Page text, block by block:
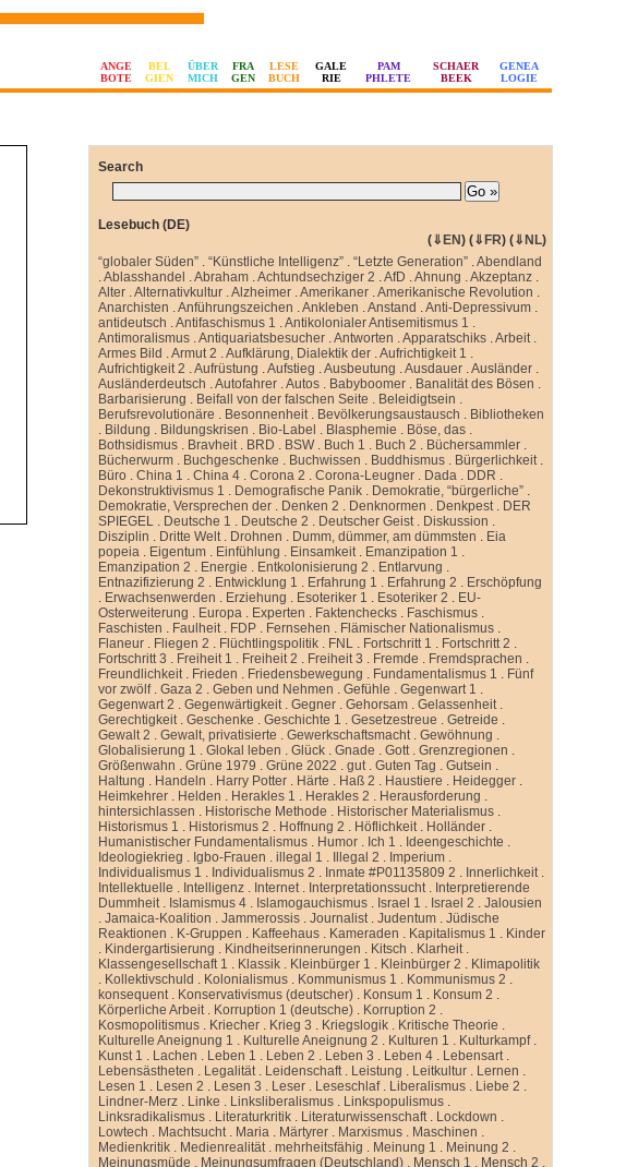
ANGE
BOTE
BEL
GIEN
ÜBER
MICH
FRA
GEN
LESE
BUCH
GALE
RIE
PAM
PHLETE
SCHAER
BEEK
GENEA
LOGIE
Search
Lesebuch (DE)
(⇓EN) (⇓FR) (⇓NL)
“globaler Süden” .“Künstliche Intelligenz” .“Letzte Generation” .Abendland
.Ablasshandel .Abraham .Achtundsechziger 2 .AfD .Ahnung .Akzeptanz .
Alter .Alternativkultur .Alzheimer .Amerikaner .Amerikanische Revolution .
Anarchisten .Anführungszeichen .Ankleben .Anstand .Anti-Depressivum .
antideutsch .Antifaschismus 1 .Antikolonialer Antisemitismus 1 .
Antimoralismus .Antiquariatsbesucher .Antworten .Apparatschiks .Arbeit.
Armes Bild .Armut 2 .Aufklärung, Dialektik der .Aufrichtigkeit 1 .
Aufrichtigkeit 2 .Aufrüstung .Aufstieg .Ausbeutung .Ausdauer .Ausländer .
Ausländerdeutsch .Autofahrer .Autos . Babyboomer . Banalität des Bösen .
Barbarisierung . Beifall von der falschen Seite . Beleidigtsein .
Berufsrevolutionäre . Besonnenheit. Bevölkerungsaustausch . Bibliotheken
. Bildung . Bildungskrisen . Bio-Label . Blasphemie . Böse, das .
Bothsidismus . Bravheit. BRD . BSW. Buch 1 . Buch 2 . Büchersammler .
Bücherwurm . Buchgeschenke . Buchwissen . Buddhismus . Bürgerlichkeit.
Büro .China 1 .China 4 .Corona 2 .Corona-Leugner . Dada . DDR .
Dekonstruktivismus 1 . Demografische Panik . Demokratie, “bürgerliche” .
Demokratie, Versprechen der . Denken 2 . Denknormen . Denkpest. DER
SPIEGEL . Deutsche 1 . Deutsche 2 . Deutscher Geist. Diskussion .
Disziplin . Dritte Welt. Drohnen . Dumm, dümmer, am dümmsten . Eia
popeia . Eigentum . Einfühlung . Einsamkeit. Emanzipation 1 .
Emanzipation 2 . Energie . Entkolonisierung 2 . Entlarvung .
Entnazifizierung 2 . Entwicklung 1 . Erfahrung 1 . Erfahrung 2 . Erschöpfung
. Erwachsenwerden . Erziehung . Esoteriker 1 . Esoteriker 2 . EU-
Osterweiterung . Europa . Experten . Faktenchecks . Faschismus .
Faschisten . Faulheit. FDP . Fernsehen . Flämischer Nationalismus .
Flaneur . Fliegen 2 . Flüchtlingspolitik . FNL . Fortschritt 1 . Fortschritt 2 .
Fortschritt 3 . Freiheit 1 . Freiheit 2 . Freiheit 3 . Fremde . Fremdsprachen .
Freundlichkeit. Frieden . Friedensbewegung . Fundamentalismus 1 . Fünf
vor zwölf.Gaza 2 .Geben und Nehmen .Gefühle .Gegenwart 1 .
Gegenwart 2 .Gegenwärtigkeit.Gegner .Gehorsam .Gelassenheit.
Gerechtigkeit.Geschenke .Geschichte 1 .Gesetzestreue .Getreide .
Gewalt 2 .Gewalt, privatisierte .Gewerkschaftsmacht.Gewöhnung .
Globalisierung 1 .Glokal leben .Glück .Gnade .Gott.Grenzregionen .
Größenwahn .Grüne 1979 .Grüne 2022 .gut.Guten Tag .Gutsein .
Haltung . Handeln . Harry Potter . Härte . Haß 2 . Haustiere . Heidegger .
Heimkehrer . Helden . Herakles 1 . Herakles 2 . Herausforderung .
hintersichlassen . Historische Methode . Historischer Materialismus .
Historismus 1 . Historismus 2 . Hoffnung 2 . Höflichkeit. Holländer .
Humanistischer Fundamentalismus . Humor . Ich 1 . Ideengeschichte .
Ideologiekrieg . Igbo-Frauen .illegal 1 . Illegal 2 . Imperium .
Individualismus 1 . Individualismus 2 . Inmate #P01135809 2 . Innerlichkeit.
Intellektuelle . Intelligenz . Internet. Interpretationssucht. Interpretierende
Dummheit. Islamismus 4 . Islamogauchismus . Israel 1 . Israel 2 .Jalousien
.Jamaica-Koalition .Jammerossis .Journalist.Judentum .Jüdische
Reaktionen . K-Gruppen . Kaffeehaus . Kameraden . Kapitalismus 1 . Kinder
. Kindergartisierung . Kindheitserinnerungen . Kitsch . Klarheit.
Klassengesellschaft 1 . Klassik . Kleinbürger 1 . Kleinbürger 2 . Klimapolitik
. Kollektivschuld . Kolonialismus . Kommunismus 1 . Kommunismus 2 .
konsequent. Konservativismus (deutscher) . Konsum 1 . Konsum 2 .
Körperliche Arbeit. Korruption 1 (deutsche) . Korruption 2 .
Kosmopolitismus . Kriecher . Krieg 3 . Kriegslogik . Kritische Theorie .
Kulturelle Aneignung 1 . Kulturelle Aneignung 2 . Kulturen 1 . Kulturkampf.
Kunst 1 . Lachen . Leben 1 . Leben 2 . Leben 3 . Leben 4 . Lebensart.
Lebensästheten . Legalität. Leidenschaft. Leistung . Leitkultur . Lernen .
Lesen 1 . Lesen 2 . Lesen 3 . Leser . Leseschlaf. Liberalismus . Liebe 2 .
Lindner-Merz . Linke . Linksliberalismus . Linkspopulismus .
Linksradikalismus . Literaturkritik . Literaturwissenschaft. Lockdown .
Lowtech . Machtsucht. Maria . Märtyrer . Marxismus . Maschinen .
Medienkritik . Medienrealität.mehrheitsfähig . Meinung 1 . Meinung 2 .
Meinungsmüde . Meinungsumfragen (Deutschland) . Mensch 1 . Mensch 2 .